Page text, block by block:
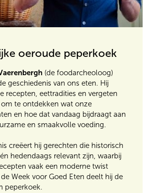
oeroude peperkoek
(de foodarcheoloog)
geschiedenis van ons eten. Hij
recepten, eettradities en vergeten
te ontdekken wat onze
en hoe dat vandaag bijdraagt aan
en smaakvolle voeding.
creëert hij gerechten die historisch
hedendaags relevant zijn, waarbij
vaak een moderne twist
Week voor Goed Eten deelt hij de
peperkoek.